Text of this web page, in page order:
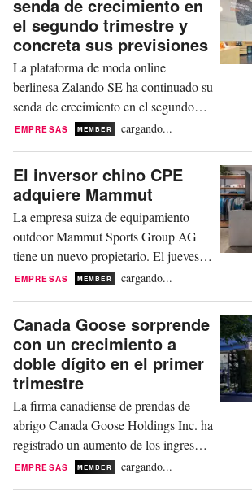
considera que la empresa, que
actualmente se enfrenta a una oferta de
adquisición por parte del minorista
británico...
senda de crecimiento en
el segundo trimestre y
concreta sus previsiones
La plataforma de moda online
berlinesa Zalando SE ha continuado su
senda de crecimiento en el segundo
trimestre del ejercicio 2026. Este
incremento del beneficio operativo. Al
mismo tiempo, la dirección se ha
mostrado algo más cauta de cara al
resto del año y ha concretado...
EMPRESAS MEMBER cargando...
El inversor chino CPE
adquiere Mammut
La empresa suiza de equipamiento
outdoor Mammut Sports Group AG
tiene un nuevo propietario. El jueves,
el especialista en deportes de montaña
la adquisición de Mammut a Jacobs
Capital. CPE apoyará a Mammut “para
acelerar su crecimiento global,
especialmente en Asia y...
EMPRESAS MEMBER cargando...
Canada Goose sorprende
con un crecimiento a
doble dígito en el primer
trimestre
La firma canadiense de prendas de
abrigo Canada Goose Holdings Inc. ha
registrado un aumento de los ingresos
de dos dígitos en el primer trimestre
EMPRESAS MEMBER cargando...